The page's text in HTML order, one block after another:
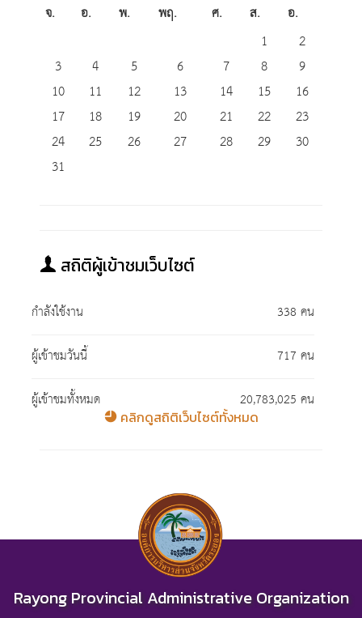
จ.
อ. พ. พฤ. ศ. ส.
อ.
1
2
3
4 5 6 7 8
9
10
11 12 13 14 15
16
17
18 19 20 21 22
23
24
25 26 27 28 29
30
31
สถิติผู้เข้าชมเว็บไซต์
กำลังใช้งาน
338 คน
ผู้เข้าชมวันนี้
717 คน
ผู้เข้าชมทั้งหมด
20,783,025 คน
คลิกดูสถิติเว็บไซต์ทั้งหมด
Rayong Provincial Administrative Organization